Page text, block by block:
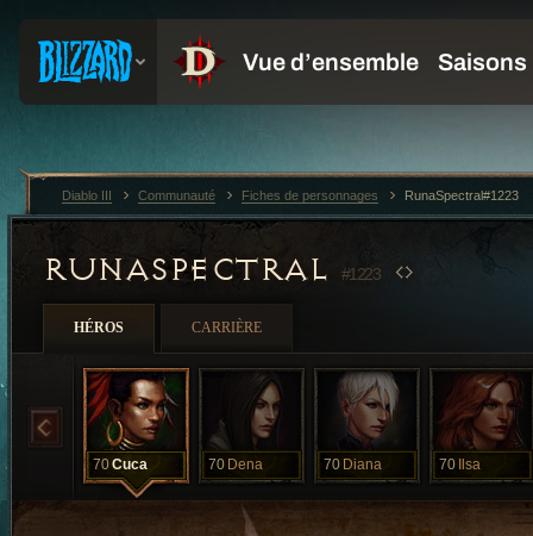
RUNASPECTRAL #1223
HÉROS CARRIÈRE
70Cuca 70 Dena 70 Diana 70 Ilsa
Diablo III Communauté Fiches de personnages RunaSpectral#1223